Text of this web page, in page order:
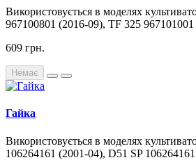
Використовується в моделях
967100801 (2016-09), TF 325 967101001
609 грн.
Немає
Гайка
Використовується в моделях
106264161 (2001-04), D51 SP